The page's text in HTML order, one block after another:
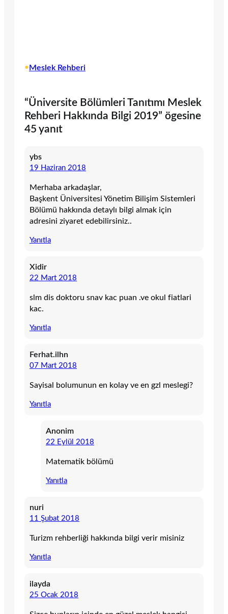
• Meslek Rehberi
“Üniversite Bölümleri Tanıtımı Meslek
Rehberi Hakkında Bilgi 2019” ögesine
45 yanıt
ybs
19 Haziran 2018
Merhaba arkadaşlar,
Başkent Üniversitesi Yönetim Bilişim Sistemleri
Bölümü hakkında detaylı bilgi almak için
adresini ziyaret edebilirsiniz..
Yanıtla
Xidir
22 Mart 2018
slm dis doktoru snav kac puan .ve okul fiatlari
kac.
Yanıtla
Ferhat.ilhn
07 Mart 2018
Sayisal bolumunun en kolay ve en gzl meslegi?
Yanıtla
Anonim
22 Eylül 2018
Matematik bölümü
Yanıtla
nuri
11 Şubat 2018
Turizm rehberliği hakkında bilgi verir misiniz
Yanıtla
ilayda
25 Ocak 2018